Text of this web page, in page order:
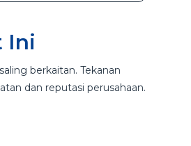
Ini
berkaitan. Tekanan
dan reputasi perusahaan.